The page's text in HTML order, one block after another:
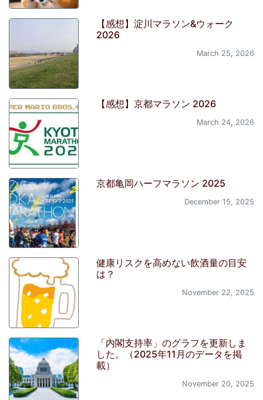
【感想】淀川マラソン&ウォーク
2026
March 25, 2026
【感想】京都マラソン 2026
March 24, 2026
京都亀岡ハーフマラソン 2025
December 15, 2025
健康リスクを高めない飲酒量の目安
は？
November 22, 2025
「内閣支持率」のグラフを更新しま
した。（2025年11月のデータを掲
載）
November 20, 2025